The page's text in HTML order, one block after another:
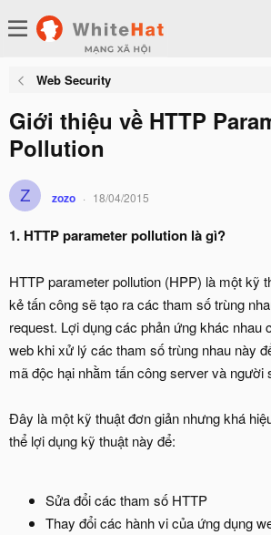
Web Security
Giới thiệu về HTTP
Pollution
Z zozo 18/04/2015
1. HTTP parameter pollution là gì?
HTTP parameter pollution (HPP) là một kỹ
kẻ tấn công sẽ tạo ra các tham số trùng
request. Lợi dụng các phản ứng khác nhau
web khi xử lý các tham số trùng nhau này
mã độc hại nhằm tấn công server và người
Đây là một kỹ thuật đơn giản nhưng khá
thể lợi dụng kỹ thuật này để:
Sửa đổi các tham số HTTP
Thay đổi các hành vi của ứng dụng